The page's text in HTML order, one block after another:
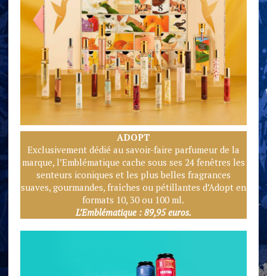
ADOPT
Exclusivement dédié au savoir-faire parfumeur de la
marque, l’Emblématique cache sous ses 24 fenêtres les
senteurs iconiques et les plus belles fragrances
suaves, gourmandes, fraîches ou pétillantes d’Adopt en
formats 10, 30 ou 100 ml.
L’Emblématique : 89,95 euros.